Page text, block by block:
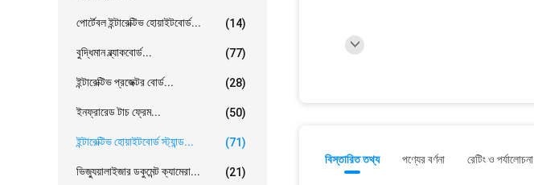
পোর্টেবল ইন্টারেক্টিভ হোয়াইটবোর্ড... (14)
বুদ্ধিমান ব্ল্যাকবোর্ড... (77)
ইন্টারেক্টিভ প্রজেক্টর বোর্ড... (28)
ইনফ্রারেড টাচ ফ্রেম... (50)
ইন্টারেক্টিভ হোয়াইটবোর্ড স্ট্যান্ড... (71)
ভিজ্যুয়ালাইজার ডকুমেন্ট ক্যামেরা... (21)
বিস্তারিত তথ্য পণ্যের বর্ণনা রেটিং ও পর্যালোচনা